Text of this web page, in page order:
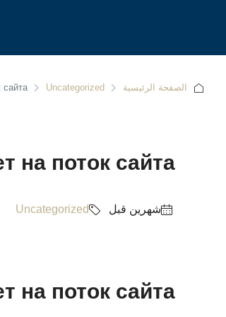
الصفحة الرئيسية Uncategorized
сайта
на поток сайта
‏شهرين قبل Uncategorized
на поток сайта